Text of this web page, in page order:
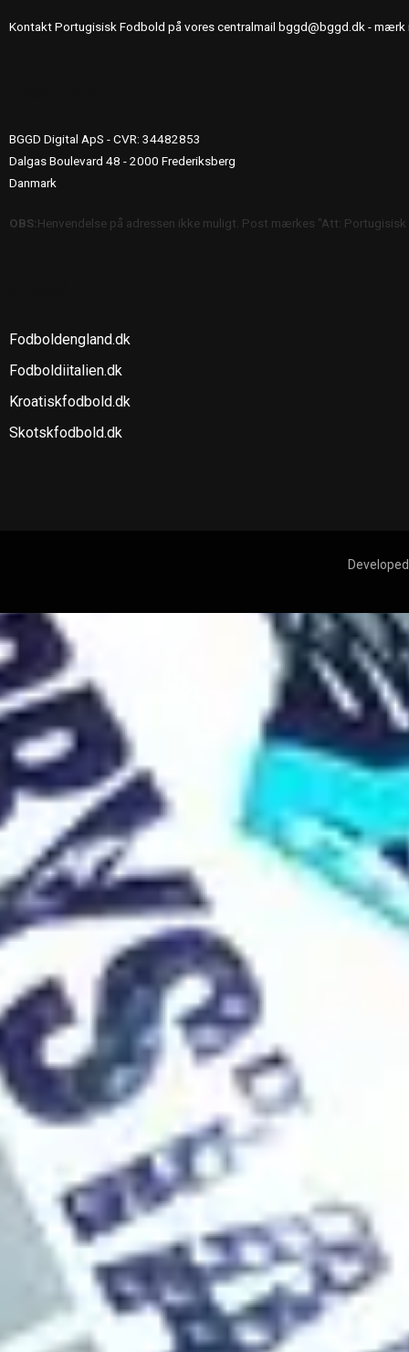
Kontakt Portugisisk Fodbold på vores centralmail bggd@bggd.dk - mærk
BGGD Digital ApS - CVR: 34482853
Dalgas Boulevard 48 - 2000 Frederiksberg
Danmark
OBS:Henvendelse på adressen ikke muligt. Post mærkes "Att:
Fodboldengland.dk
Fodboldiitalien.dk
Kroatiskfodbold.dk
Skotskfodbold.dk